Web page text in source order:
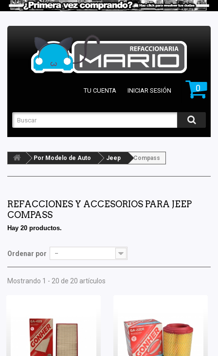
0
TU CUENTA INICIAR SESIÓN
Por Modelo de Auto Jeep Compass
REFACCIONES Y ACCESORIOS PARA JEEP
COMPASS
Hay 20 productos.
Ordenar por --
Mostrando 1 - 20 de 20 artículos